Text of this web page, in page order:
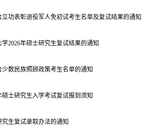
立功表彰退役军人免初试考生名单及复试结果的通知
2026年硕士研究生复试结果的通知
少数民族照顾政策考生名单的通知
硕士研究生入学考试复试报到须知
生复试录取办法的通知